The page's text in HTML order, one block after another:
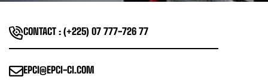
CONTACT : (+225) 07 777-726 77
EPCI@EPCI-CI.COM